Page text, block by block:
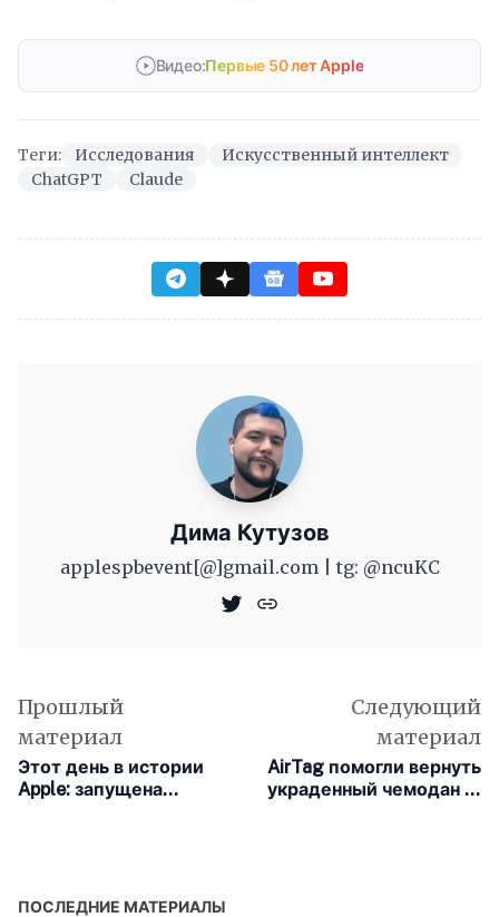
Видео:Первые 50 лет Apple
Теги: Исследования
Искусственный интеллект
ChatGPT
Claude
Дима Кутузов
applespbevent[@]gmail.com | tg: @ncuKC
Прошлый
материал
Этот день в истории
Apple: запущена
Следующий
материал
AirTag помогли вернуть
украденный чемодан —
ПОСЛЕДНИЕ МАТЕРИАЛЫ